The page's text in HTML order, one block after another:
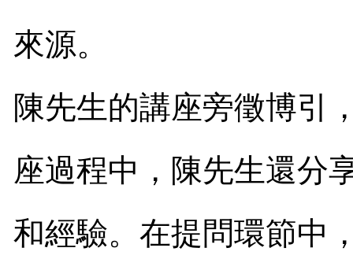
來源。
陳先生的講座旁徵博引
座過程中，陳先生還分
和經驗。在提問環節中